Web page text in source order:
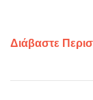
Διάβαστε